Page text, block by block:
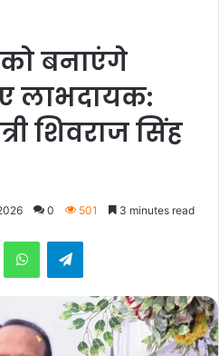
बनाएंगे
लाभदायक:
शिवराज सिंह
0 501 3 minutes read